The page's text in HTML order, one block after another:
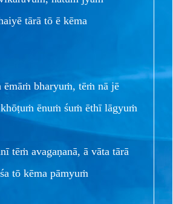
tārā tō ē kēma
ēmāṁ bharyuṁ, tēṁ nā jē
ēnuṁ śuṁ ēthī lāgyuṁ
tēṁ avagaṇanā, ā vāta tārā
tō kēma pāmyuṁ